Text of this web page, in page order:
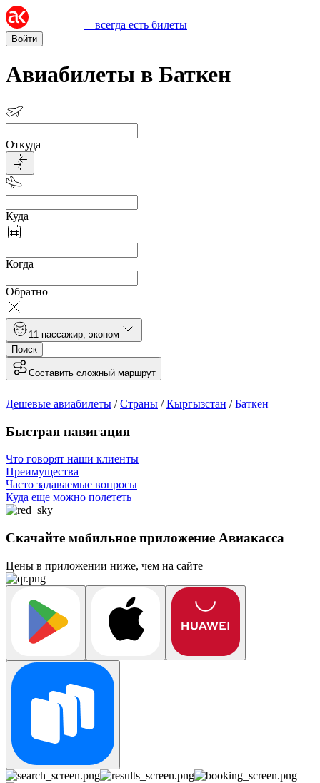
– всегда есть билеты
Войти
Авиабилеты в Баткен
Откуда
Куда
Когда
Обратно
1 1 пассажир эконом
Поиск
Составить сложный маршрут
Дешевые авиабилеты /Страны /Кыргызстан /Баткен
Быстрая навигация
Что говорят наши клиенты
Преимущества
Часто задаваемые вопросы
Куда еще можно полететь
Скачайте мобильное приложение Авиакасса
Цены в приложении ниже, чем на сайте